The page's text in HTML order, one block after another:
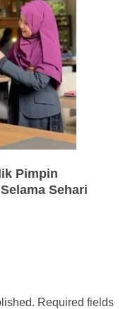
Pimpin
Sehari
Required fields